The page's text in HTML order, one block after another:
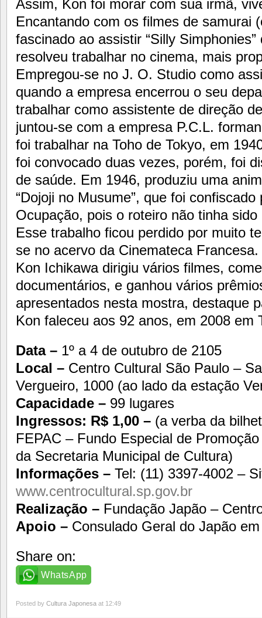
Assim, Kon foi morar com sua irmã,
Encantando com os filmes de samurai
fascinado ao assistir “Silly
resolveu trabalhar no cinema, mais
Empregou-se no J. O. Studio como
quando a empresa encerrou o seu
trabalhar como assistente de direção
juntou-se com a empresa P.C.L.
foi trabalhar na Toho de Tokyo, em
foi convocado duas vezes, porém, foi
de saúde. Em 1946, produziu uma
“Dojoji no Musume”, que foi
Ocupação, pois o roteiro não tinha
Esse trabalho ficou perdido por muito
se no acervo da Cinemateca Francesa.
Kon Ichikawa dirigiu vários filmes,
documentários, e ganhou vários
apresentados nesta mostra, destaque
Kon faleceu aos 92 anos, em 2008 em
Data – 1º a 4 de outubro de 2105
Local – Centro Cultural São Paulo –
Vergueiro, 1000 (ao lado da estação
Capacidade – 99 lugares
Ingressos: R$ 1,00 – (a verba da
FEPAC – Fundo Especial de
da Secretaria Municipal de Cultura)
Informações – Tel: (11) 3397-4002 –
www.centrocultural.sp.gov.br
Realização – Fundação Japão –
Apoio – Consulado Geral do Japão
Share on:
WhatsApp
Posted by Cultura Japonesa at 12:49